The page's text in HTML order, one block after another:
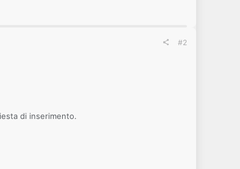
#2
di inserimento.